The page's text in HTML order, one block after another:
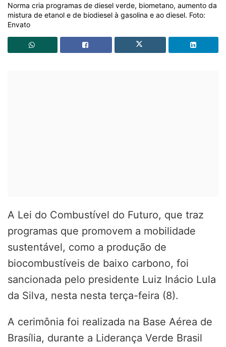
Norma cria programas de diesel verde, biometano, aumento da
mistura de etanol e de biodiesel à gasolina e ao diesel. Foto:
Envato
A Lei do Combustível do Futuro, que traz
programas que promovem a mobilidade
sustentável, como a produção de
biocombustíveis de baixo carbono, foi
sancionada pelo presidente Luiz Inácio Lula
da Silva, nesta nesta terça-feira (8).
A cerimônia foi realizada na Base Aérea de
Brasília, durante a Liderança Verde Brasil